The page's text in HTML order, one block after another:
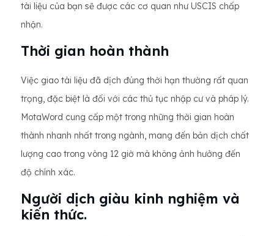
tài liệu của bạn sẽ được các cơ quan như USCIS chấp
nhận.
Thời gian hoàn thành
Việc giao tài liệu đã dịch đúng thời hạn thường rất quan
trọng, đặc biệt là đối với các thủ tục nhập cư và pháp lý.
MotaWord cung cấp một trong những thời gian hoàn
thành nhanh nhất trong ngành, mang đến bản dịch chất
lượng cao trong vòng 12 giờ mà không ảnh hưởng đến
độ chính xác.
Người dịch giàu kinh nghiệm và
kiến ​​thức.